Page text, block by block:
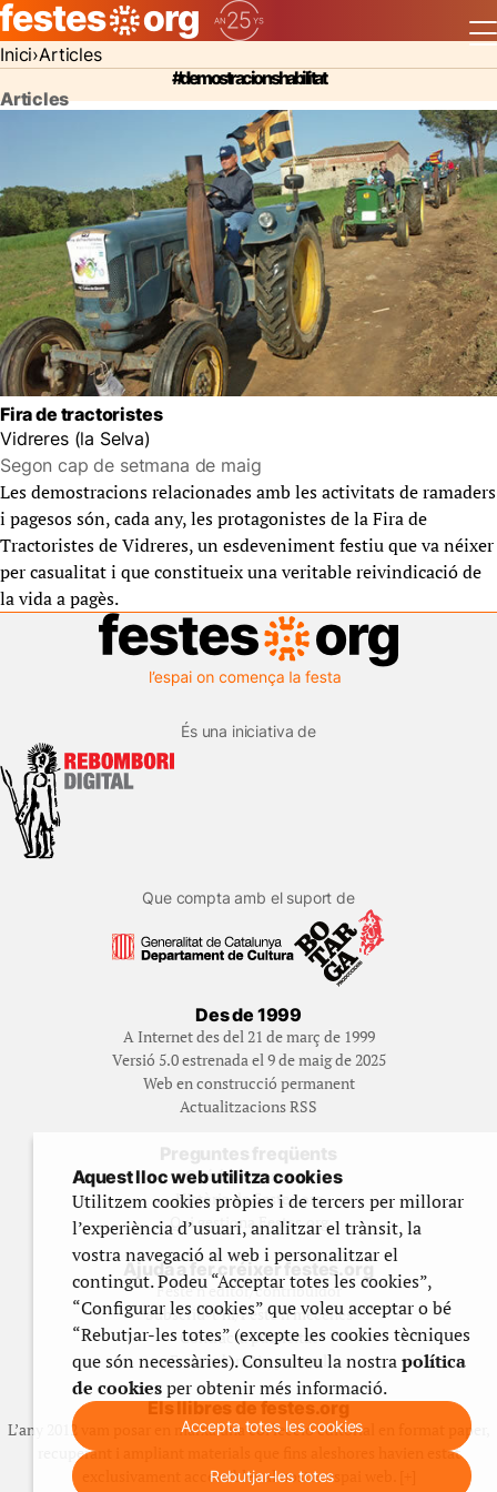
Inici Articles
#demostracions habilitat
Articles
Fira de tractoristes
Vidreres (la Selva)
Segon cap de setmana de maig
Les demostracions relacionades amb les activitats de ramaders
i pagesos són, cada any, les protagonistes de la Fira de
Tractoristes de Vidreres, un esdeveniment festiu que va néixer
per casualitat i que constitueix una veritable reivindicació de
la vida a pagès.
És una iniciativa de
Que compta amb el suport de
Des de 1999
A Internet des del 21 de març de 1999
Versió 5.0 estrenada el 9 de maig de 2025
Web en construcció permanent
Actualitzacions RSS
Preguntes freqüents
Qué és Festes.org?
Història de Festes.org
Qui gestiona Festes.org
Ajuda a fer créixer festes.org
Feste’n editor/contribuidor
Subscriu-t’hi/Feste’n mecenes
Contracta publicitat
Fes un donatiu puntual
Els llibres de festes.org
L’any 2012 vam posar en marxa una col·lecció editorial en format paper,
recuperant i ampliant materials que fins aleshores havien estat
exclusivament accessibles al nostre espai web. [+]
Aquest lloc web utilitza cookies
Utilitzem cookies pròpies i de tercers per millorar
l’experiència d’usuari, analitzar el trànsit, la
vostra navegació al web i personalitzar el
contingut. Podeu “Acceptar totes les cookies”,
“Configurar les cookies” que voleu acceptar o bé
“Rebutjar-les totes” (excepte les cookies tècniques
que són necessàries). Consulteu la nostrapolítica
de cookiesper obtenir més informació.
Accepta totes les cookies
Rebutjar-les totes